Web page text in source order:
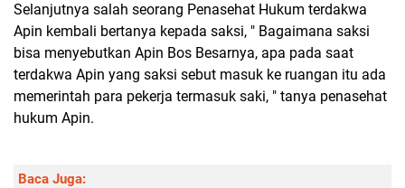
Selanjutnya salah seorang Penasehat Hukum terdakwa
Apin kembali bertanya kepada saksi, " Bagaimana saksi
bisa menyebutkan Apin Bos Besarnya, apa pada saat
terdakwa Apin yang saksi sebut masuk ke ruangan itu ada
memerintah para pekerja termasuk saki, " tanya penasehat
hukum Apin.
Baca Juga: